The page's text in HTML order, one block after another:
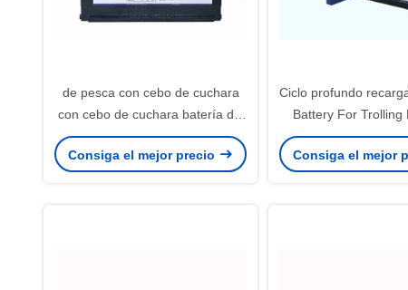
de pesca con cebo de cuchara
con cebo de cuchara batería del
motor del litio de 12V 100Ah
herramienta la caravana y la
Consiga el mejor precio
Ciclo profundo
Battery For Trolling
4S1P 640WH
Consiga el mejor